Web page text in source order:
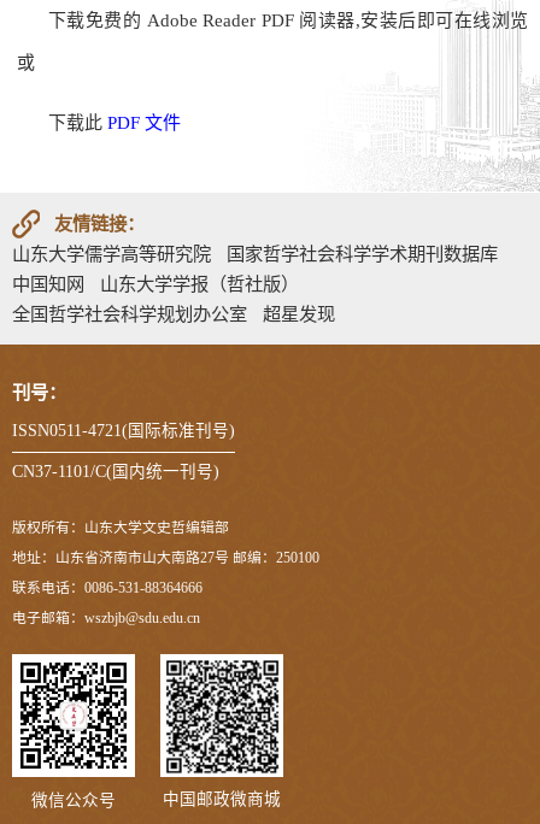
下载免费的 Adobe Reader PDF 阅读器,安装后即可在线浏览
或
下载此 PDF 文件
友情链接：
山东大学儒学高等研究院
国家哲学社会科学学术期刊数据库
中国知网
山东大学学报（哲社版）
全国哲学社会科学规划办公室
超星发现
刊号：
ISSN0511-4721(国际标准刊号)
CN37-1101/C(国内统一刊号)
版权所有：山东大学文史哲编辑部
地址：山东省济南市山大南路27号 邮编：250100
联系电话：0086-531-88364666
电子邮箱：wszbjb@sdu.edu.cn
微信公众号 中国邮政微商城